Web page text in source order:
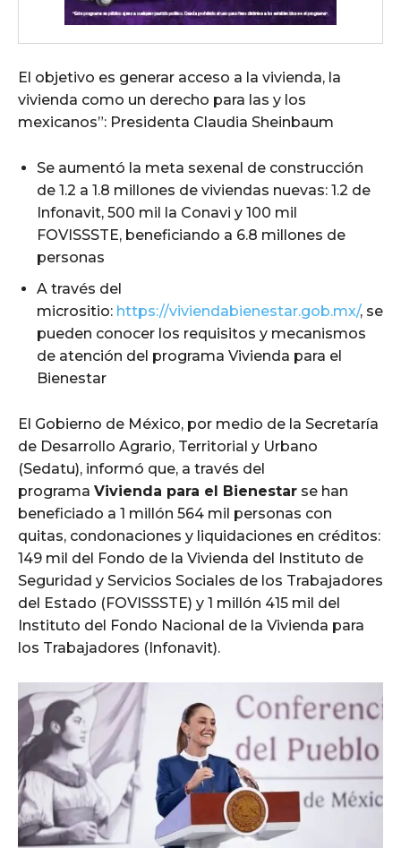
El objetivo es generar acceso a la vivienda, la
vivienda como un derecho para las y los
mexicanos”: Presidenta Claudia Sheinbaum
Se aumentó la meta sexenal de construcción
de 1.2 a 1.8 millones de viviendas nuevas: 1.2 de
Infonavit, 500 mil la Conavi y 100 mil
FOVISSSTE, beneficiando a 6.8 millones de
personas
A través del
micrositio: https://viviendabienestar.gob.mx/, se
pueden conocer los requisitos y mecanismos
de atención del programa Vivienda para el
Bienestar
El Gobierno de México, por medio de la Secretaría
de Desarrollo Agrario, Territorial y Urbano
(Sedatu), informó que, a través del
programa Vivienda para el Bienestar se han
beneficiado a 1 millón 564 mil personas con
quitas, condonaciones y liquidaciones en créditos:
149 mil del Fondo de la Vivienda del Instituto de
Seguridad y Servicios Sociales de los Trabajadores
del Estado (FOVISSSTE) y 1 millón 415 mil del
Instituto del Fondo Nacional de la Vivienda para
los Trabajadores (Infonavit).